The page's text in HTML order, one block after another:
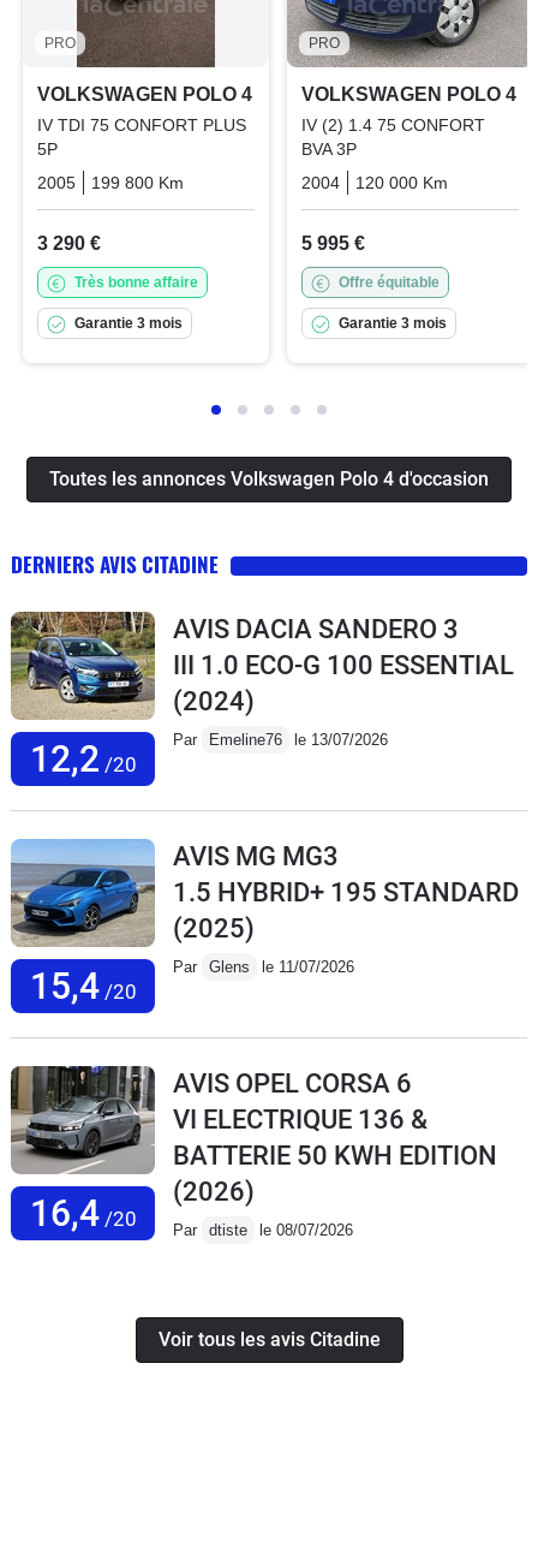
PRO
VOLKSWAGEN POLO 4
IV TDI 75 CONFORT PLUS
5P
2005
199 800 Km Diesel
3 290 €
Très bonne affaire
Garantie 3 mois
PRO
VOLKSWAGEN POLO 4
IV (2) 1.4 75 CONFORT
BVA 3P
2004
120 000 Km
5 995 €
Offre équitable
Garantie 3 mois
Toutes les annonces Volkswagen Polo 4 d'occasion
DERNIERS AVIS CITADINE
12,2 /20
AVIS DACIA SANDERO 3
III 1.0 ECO-G 100 ESSENTIAL
(2024)
Par Emeline76 le 13/07/2026
15,4/20
AVIS MG MG3
1.5 HYBRID+ 195 STANDARD
(2025)
Par Glens le 11/07/2026
16,4/20
AVIS OPEL CORSA 6
VI ELECTRIQUE 136 &
BATTERIE 50 KWH EDITION
(2026)
Par dtiste le 08/07/2026
Voir tous les avis Citadine